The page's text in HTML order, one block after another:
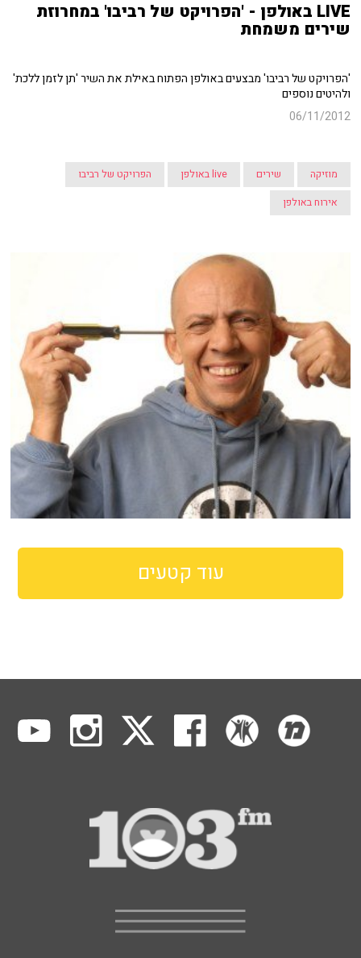
LIVE באולפן - 'הפרויקט של רביבו' במחרוזת
שירים משמחת
'הפרויקט של רביבו' מבצעים באולפן הפתוח באילת את השיר 'תן לזמן ללכת'
ולהיטים נוספים
06/11/2012
מוזיקה שירים live באולפן
הפרויקט של רביבו
אירוח באולפן
עוד קטעים